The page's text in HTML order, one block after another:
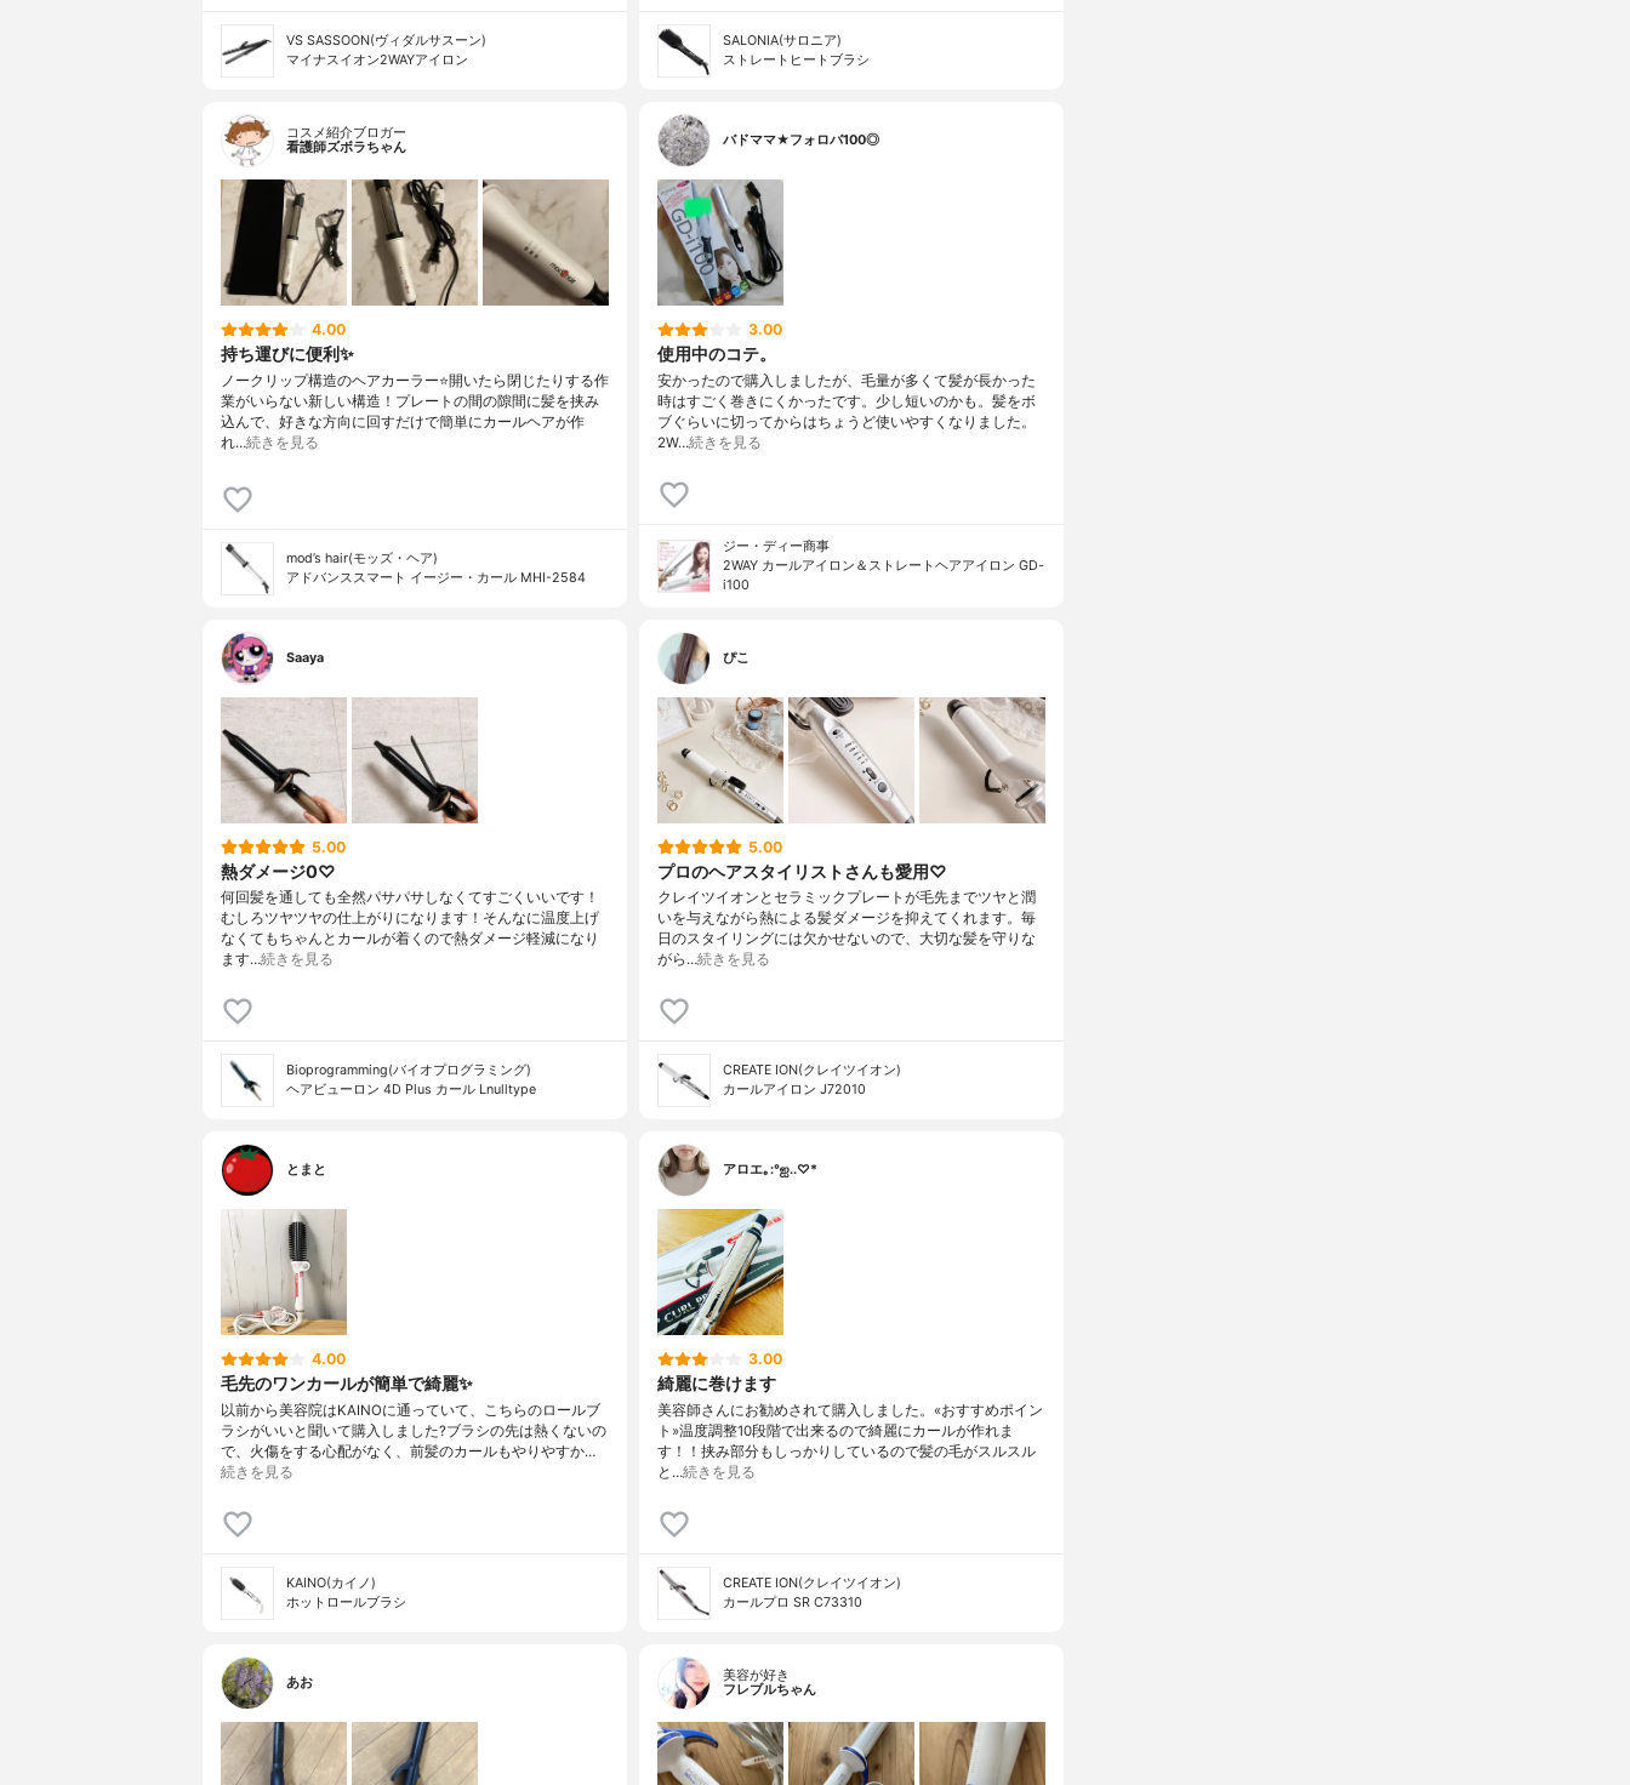
VS SASSOON(ヴィダルサスーン)
マイナスイオン2WAYアイロン
SALONIA(サロニア)
ストレートヒートブラシ
コスメ紹介ブロガー
看護師ズボラちゃん
4.00
持ち運びに便利✨
ノークリップ構造のヘアカーラー⭐️開いたら閉じたりする作
業がいらない新しい構造！プレートの間の隙間に髪を挟み
込んで、好きな方向に回すだけで簡単にカールヘアが作
れ…続きを見る
mod’s hair(モッズ・ヘア)
アドバンススマート イージー・カール MHI-2584
バドママ★フォロバ100◎
3.00
使用中のコテ。
安かったので購入しましたが、毛量が多くて髪が長かった
時はすごく巻きにくかったです。少し短いのかも。髪をボ
ブぐらいに切ってからはちょうど使いやすくなりました。
2W…続きを見る
ジー・ディー商事
2WAY カールアイロン＆ストレートヘアアイロン GD-
i100
Saaya
5.00
熱ダメージ0♡
何回髪を通しても全然パサパサしなくてすごくいいです！
むしろツヤツヤの仕上がりになります！そんなに温度上げ
なくてもちゃんとカールが着くので熱ダメージ軽減になり
ます…続きを見る
Bioprogramming(バイオプログラミング)
ヘアビューロン 4D Plus カール Lnulltype
ぴこ
5.00
プロのヘアスタイリストさんも愛用♡
クレイツイオンとセラミックプレートが毛先までツヤと潤
いを与えながら熱による髪ダメージを抑えてくれます。毎
日のスタイリングには欠かせないので、大切な髪を守りな
がら…続きを見る
CREATE ION(クレイツイオン)
カールアイロン J72010
とまと
4.00
毛先のワンカールが簡単で綺麗✨
以前から美容院はKAINOに通っていて、こちらのロールブ
ラシがいいと聞いて購入しました?ブラシの先は熱くないの
で、火傷をする心配がなく、前髪のカールもやりやすか…
続きを見る
KAINO(カイノ)
ホットロールブラシ
アロエ｡:°ஐ..♡*
3.00
綺麗に巻けます
美容師さんにお勧めされて購入しました。«おすすめポイン
ト»温度調整10段階で出来るので綺麗にカールが作れま
す！！挟み部分もしっかりしているので髪の毛がスルスル
と…続きを見る
CREATE ION(クレイツイオン)
カールプロ SR C73310
あお
美容が好き
フレブルちゃん